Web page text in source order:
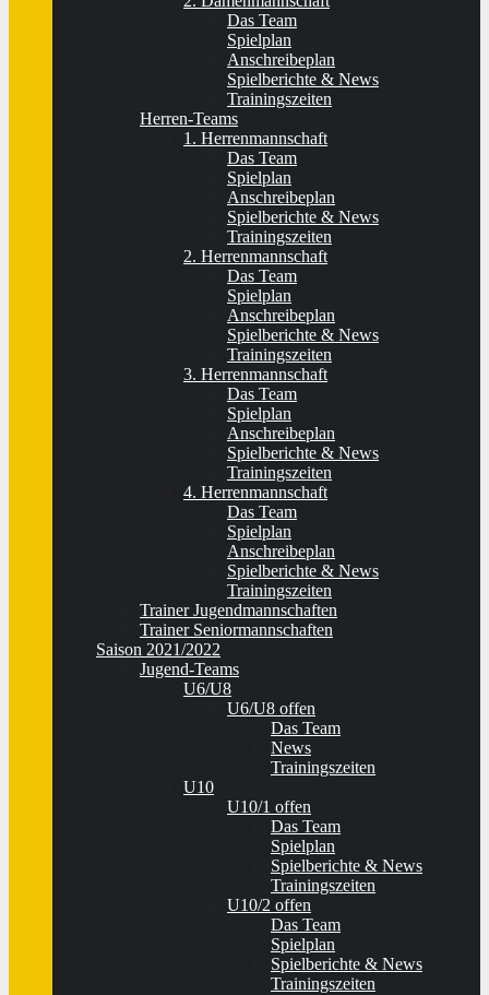
Das Team
Spielplan
Anschreibeplan
Spielberichte & News
Trainingszeiten
Herren-Teams
1. Herrenmannschaft
Das Team
Spielplan
Anschreibeplan
Spielberichte & News
Trainingszeiten
2. Herrenmannschaft
Das Team
Spielplan
Anschreibeplan
Spielberichte & News
Trainingszeiten
3. Herrenmannschaft
Das Team
Spielplan
Anschreibeplan
Spielberichte & News
Trainingszeiten
4. Herrenmannschaft
Das Team
Spielplan
Anschreibeplan
Spielberichte & News
Trainingszeiten
Trainer Jugendmannschaften
Trainer Seniormannschaften
Saison 2021/2022
Jugend-Teams
U6/U8
U6/U8 offen
Das Team
News
Trainingszeiten
U10
U10/1 offen
Das Team
Spielplan
Spielberichte & News
Trainingszeiten
U10/2 offen
Das Team
Spielplan
Spielberichte & News
Trainingszeiten